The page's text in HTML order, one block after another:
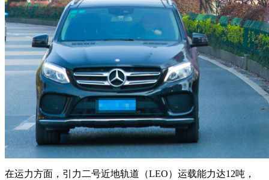
在运力方面，引力二号近地轨道（LEO）运载能力达12吨，